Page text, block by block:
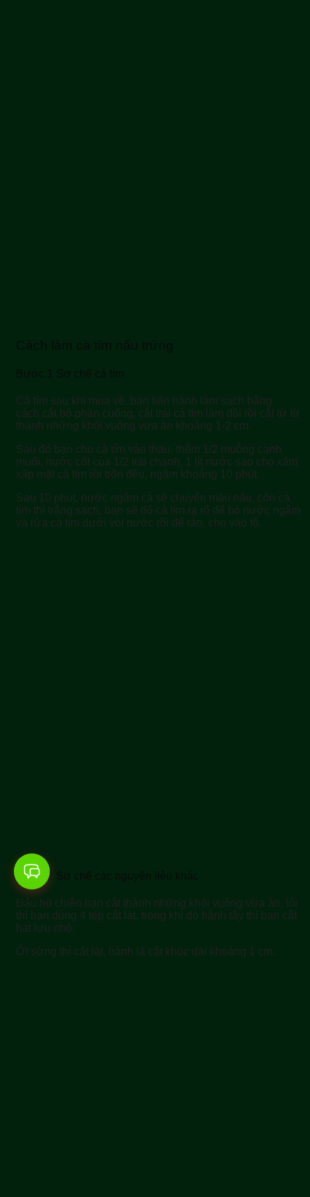
Cách làm cà tím nấu trứng
Bước 1 Sơ chế cà tím
Cà tím sau khi mua về, bạn tiến hành làm sạch bằng
cách cắt bỏ phần cuống, cắt trái cà tím làm đôi rồi cắt từ từ
thành những khối vuông vừa ăn khoảng 1-2 cm.
Sau đó bạn cho cà tím vào thau, thêm 1/2 muỗng canh
muối, nước cốt của 1/2 trái chanh, 1 lít nước sao cho xăm
xấp mặt cà tím rồi trộn đều, ngâm khoảng 10 phút.
Sau 10 phút, nước ngâm cà sẽ chuyển màu nâu, còn cà
tím thì trắng sạch, bạn sẽ đổ cà tím ra rổ để bỏ nước ngâm
và rửa cà tím dưới vòi nước rồi để ráo, cho vào tô.
Bước 2 Sơ chế các nguyên liệu khác
Đậu hũ chiên bạn cắt thành những khối vuông vừa ăn, tỏi
thì bạn dùng 4 tép cắt lát, trong khi đó hành tây thì bạn cắt
hạt lựu nhỏ.
Ớt sừng thì cắt lát, hành lá cắt khúc dài khoảng 1 cm.